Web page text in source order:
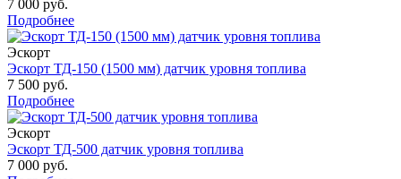
7 000 руб.
Подробнее
Эскорт
Эскорт ТД-150 (1500 мм) датчик уровня топлива
7 500 руб.
Подробнее
Эскорт
Эскорт ТД-500 датчик уровня топлива
7 000 руб.